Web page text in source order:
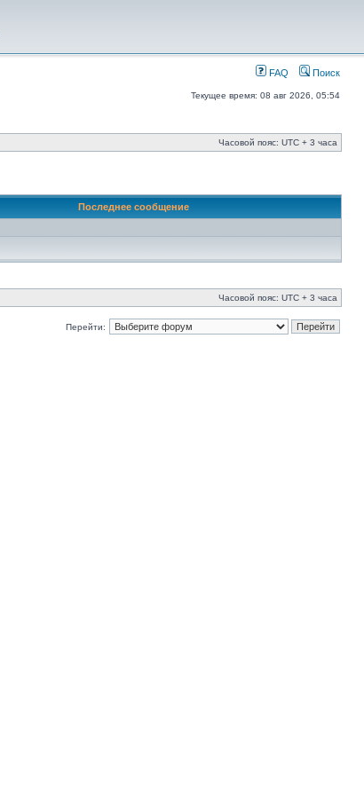
FAQ Поиск
Текущее время: 08 авг 2026, 05:54
Часовой пояс: UTC + 3 часа
Последнее сообщение
Часовой пояс: UTC + 3 часа
Перейти: